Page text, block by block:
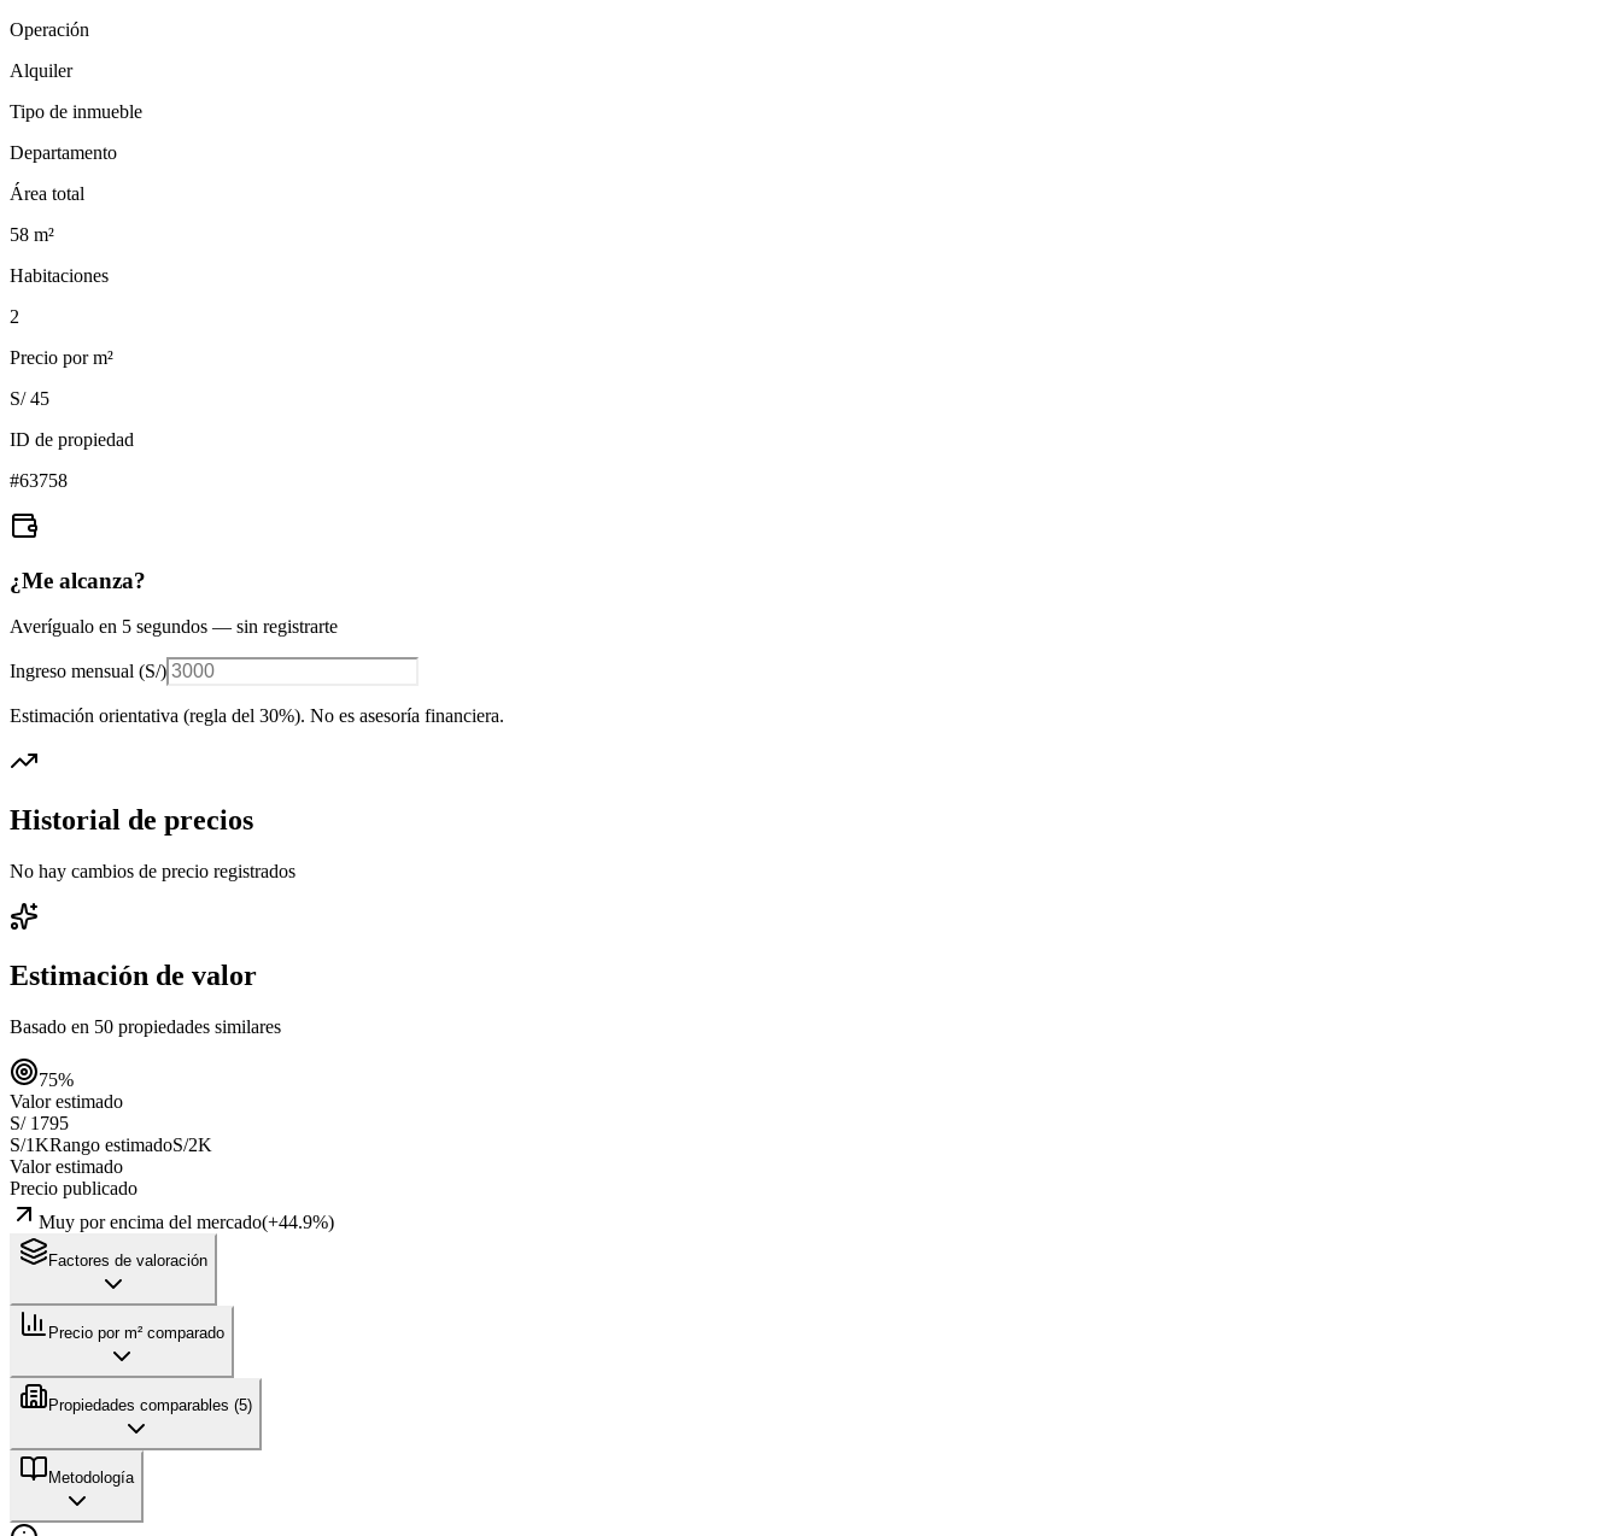
Operación
Alquiler
Tipo de inmueble
Departamento
Área total
58 m²
Habitaciones
2
Precio por m²
S/ 45
ID de propiedad
#63758
¿Me alcanza?
Averígualo en 5 segundos — sin registrarte
Ingreso mensual (S/)
Estimación orientativa (regla del 30%). No es asesoría financiera.
Historial de precios
No hay cambios de precio registrados
Estimación de valor
Basado en 50 propiedades similares
75%
Valor estimado
S/ 1795
S/1KRango estimadoS/2K
Valor estimado
Precio publicado
Muy por encima del mercado(+44.9%)
Factores de valoración
Precio por m² comparado
Propiedades comparables (5)
Metodología